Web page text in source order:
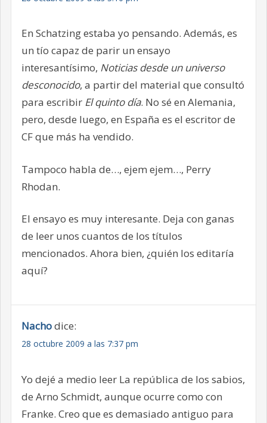
En Schatzing estaba yo pensando. Además, es
un tío capaz de parir un ensayo
interesantísimo, Noticias desde un universo
desconocido, a partir del material que consultó
para escribir El quinto día. No sé en Alemania,
pero, desde luego, en España es el escritor de
CF que más ha vendido.
Tampoco habla de…, ejem ejem…, Perry
Rhodan.
El ensayo es muy interesante. Deja con ganas
de leer unos cuantos de los títulos
mencionados. Ahora bien, ¿quién los editaría
aquí?
Nachodice:
28 octubre 2009 a las 7:37 pm
Yo dejé a medio leer La república de los sabios,
de Arno Schmidt, aunque ocurre como con
Franke. Creo que es demasiado antiguo para